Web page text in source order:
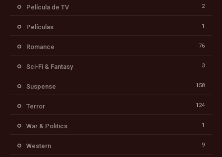
Película de TV 2
Películas 1
Romance 76
Sci-Fi & Fantasy 3
Suspense 158
Terror 124
War & Politics 1
Western 9